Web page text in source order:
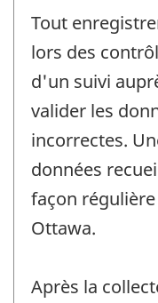
Tout
lors des
d'un suivi
valider les
incorrectes.
données
façon
Ottawa.
Après la